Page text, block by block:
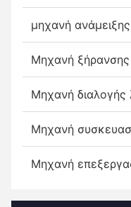
μηχανή
Μηχανή
Μηχανή
Μηχανή
Μηχανή